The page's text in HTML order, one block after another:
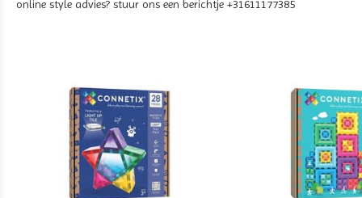
online style advies? stuur ons een berichtje +31611177385